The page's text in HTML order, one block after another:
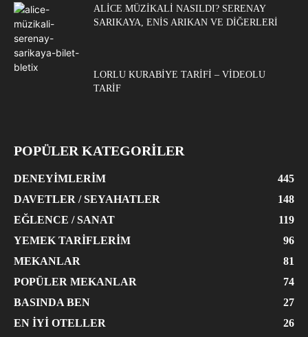
ALICE MÜZIKALI NASILDI? SERENAY
SARIKAYA, ENIS ARIKAN VE DIĞERLERI
LORLU KURABIYE TARIFI – VIDEOLU
TARIF
POPÜLER KATEGORİLER
DENEYIMLERIM
445
DAVETLER / SEYAHATLER
148
EĞLENCE / SANAT
119
YEMEK TARIFLERIM
96
MEKANLAR
81
POPÜLER MEKANLAR
74
BASINDA BEN
27
EN İYI OTELLER
26